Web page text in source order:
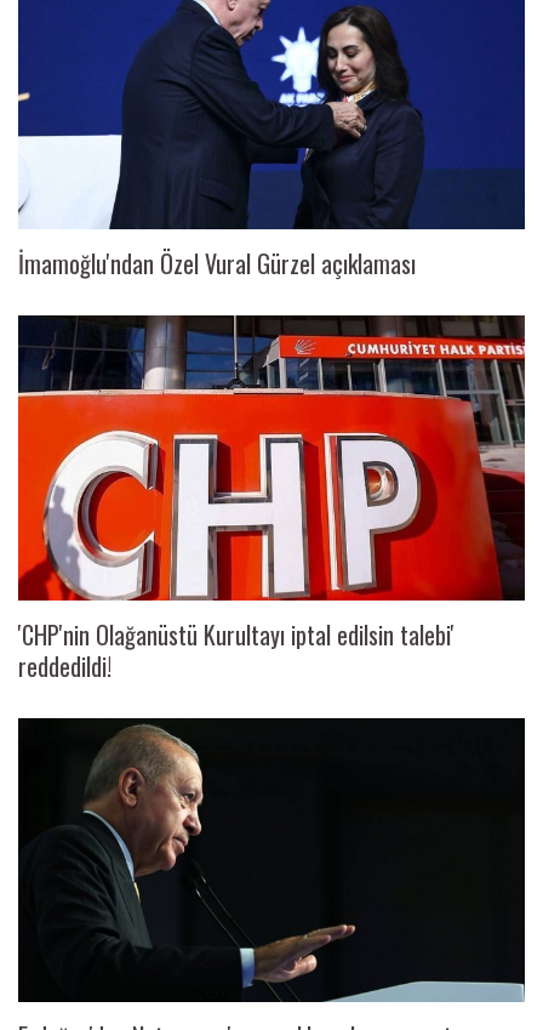
İmamoğlu'ndan Özel Vural Gürzel açıklaması
'CHP'nin Olağanüstü Kurultayı iptal edilsin talebi'
reddedildi!